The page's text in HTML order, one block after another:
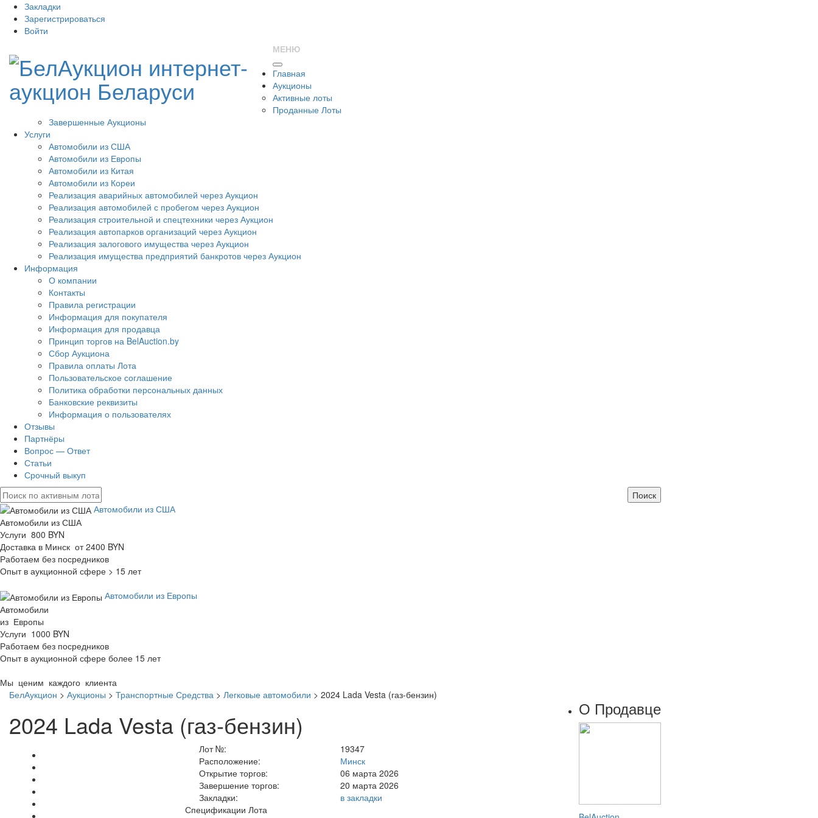
Закладки
Зарегистрироваться
Войти
МЕНЮ
Главная
Аукционы
Активные лоты
Проданные Лоты
Завершенные Аукционы
Услуги
Автомобили из США
Автомобили из Европы
Автомобили из Китая
Автомобили из Кореи
Реализация аварийных автомобилей через Аукцион
Реализация автомобилей с пробегом через Аукцион
Реализация строительной и спецтехники через Аукцион
Реализация автопарков организаций через Аукцион
Реализация залогового имущества через Аукцион
Реализация имущества предприятий банкротов через Аукцион
Информация
О компании
Контакты
Правила регистрации
Информация для покупателя
Информация для продавца
Принцип торгов на BelAuction.by
Сбор Аукциона
Правила оплаты Лота
Пользовательское соглашение
Политика обработки персональных данных
Банковские реквизиты
Информация о пользователях
Отзывы
Партнёры
Вопрос — Ответ
Статьи
Срочный выкуп
Автомобили из США
Автомобили из США
Услуги 800 BYN
Доставка в Минск от 2400 BYN
Работаем без посредников
Опыт в аукционной сфере > 15 лет
Автомобили из Европы
Автомобили
из Европы
Услуги 1000 BYN
Работаем без посредников
Опыт в аукционной сфере более 15 лет
Мы ценим каждого клиента
БелАукцион > Аукционы > Транспортные Средства > Легковые автомобили > 2024 Lada Vesta (газ-бензин)
2024 Lada Vesta (газ-бензин)
Лот №:
19347
Расположение:
Минск
Открытие торгов:
06 марта 2026
Завершение торгов:
20 марта 2026
Закладки:
в закладки
Спецификации Лота
О Продавце